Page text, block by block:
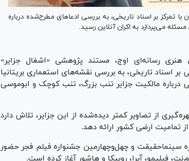
با تمرکز بر اسناد تاریخی، به بررسی ادعاهای مطرح‌شده درباره
می‌پردازد به اکران آنلاین رسید.
هنری رسانه‌ای اوج، مستند پژوهشی «اشغال جزایر»
بر اسناد تاریخی، به بررسی نقشه‌های استعماری بریتانیا
درباره مالکیت جزایر تنب بزرگ، تنب کوچک و ابوموسی
از تصاویر کمتر دیده‌شده از این جزایر، تلاش دارد
تمامیت ارضی کشور ارائه دهد.
سینماحقیقت و چهل‌وچهارمین جشنواره فیلم فجر حضور
فیلیمو، آپرا، روبیکا و هاشور آغاز کرده است.